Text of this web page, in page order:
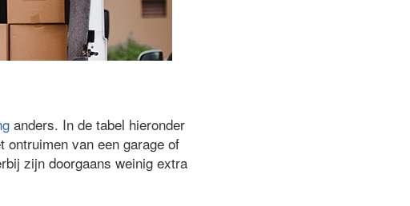
anders. In de tabel hieronder
van een garage of
zijn doorgaans weinig extra